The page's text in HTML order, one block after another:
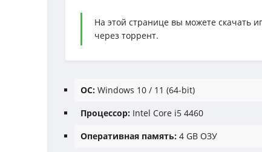
На этой странице вы можете скачать
через торрент.
ОС: Windows 10 / 11 (64-bit)
Процессор: Intel Core i5 4460
Оперативная память: 4 GB ОЗУ